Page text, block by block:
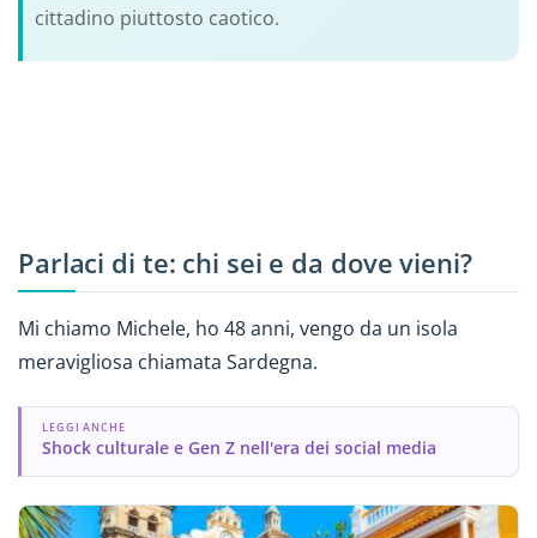
cittadino piuttosto caotico.
Parlaci di te: chi sei e da dove vieni?
Mi chiamo Michele, ho 48 anni, vengo da un isola
meravigliosa chiamata Sardegna.
LEGGI ANCHE
Shock culturale e Gen Z nell'era dei social media